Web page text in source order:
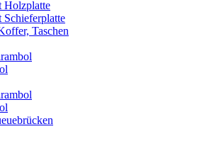
Holzplatte
Schieferplatte
Taschen